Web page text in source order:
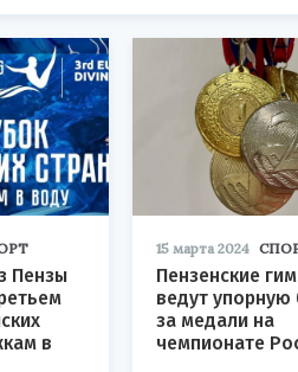
Пензы
в
15 марта 2024
Пензенские
ведут упорную
за медали на
чемпионате